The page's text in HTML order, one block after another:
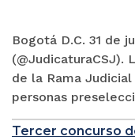
Bogotá D.C. 31 de
(@JudicaturaCSJ).
de la Rama
personas
Tercer concurso